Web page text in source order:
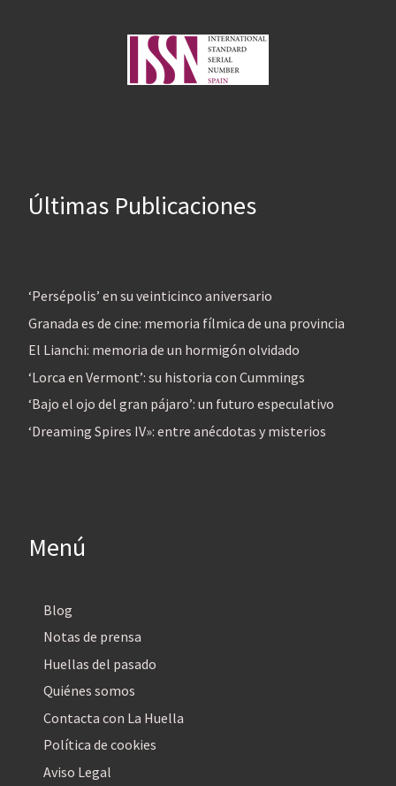
Últimas Publicaciones
‘Persépolis’ en su veinticinco aniversario
Granada es de cine: memoria fílmica de una provincia
El Lianchi: memoria de un hormigón olvidado
‘Lorca en Vermont’: su historia con Cummings
‘Bajo el ojo del gran pájaro’: un futuro especulativo
‘Dreaming Spires IV»: entre anécdotas y misterios
Menú
Blog
Notas de prensa
Huellas del pasado
Quiénes somos
Contacta con La Huella
Política de cookies
Aviso Legal